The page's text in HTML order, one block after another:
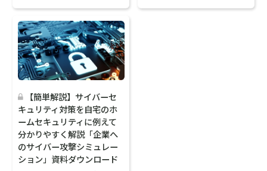
【簡単解説】サイバーセ
キュリティ対策を自宅のホ
ームセキュリティに例えて
分かりやすく解説「企業へ
のサイバー攻撃シミュレー
ション」資料ダウンロード